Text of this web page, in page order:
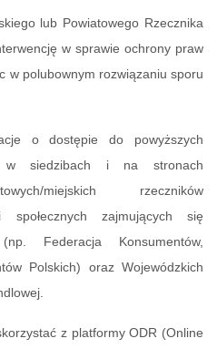
lub Powiatowego Rzecznika
w sprawie ochrony praw
w polubownym rozwiązaniu sporu
o dostępie do powyższych
w siedzibach i na stronach
miejskich rzeczników
społecznych zajmujących się
Federacja Konsumentów,
Polskich) oraz Wojewódzkich
z platformy ODR (Online